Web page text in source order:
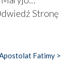
Obidos,
dzisiaj…
celem były
czy w Batalhi,
Stronę
Fatimy >